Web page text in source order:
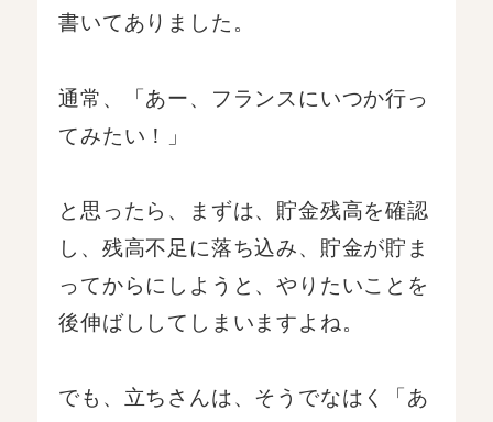
書いてありました。
通常、「あー、フランスにいつか行っ
てみたい！」
と思ったら、まずは、貯金残高を確認
し、残高不足に落ち込み、貯金が貯ま
ってからにしようと、やりたいことを
後伸ばししてしまいますよね。
でも、立ちさんは、そうでなはく「あ